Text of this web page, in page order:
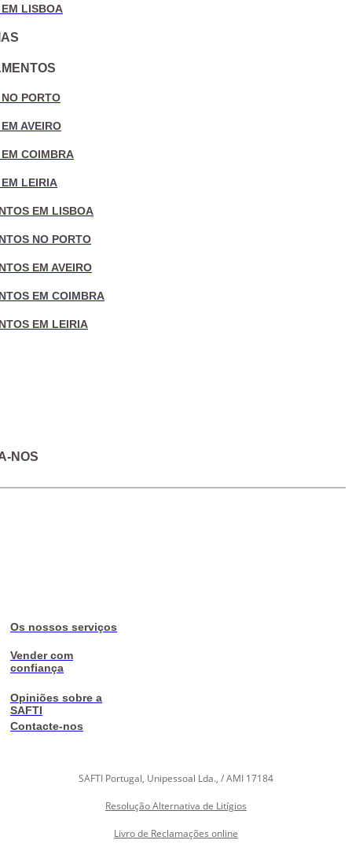
LISBOA
PORTO
AVEIRO
COIMBRA
LEIRIA
EM LISBOA
NO PORTO
EM AVEIRO
EM COIMBRA
EM LEIRIA
NOS
Os nossos serviços
Vender com
confiança
Opiniões sobre a
SAFTI
Contacte-nos
SAFTI Portugal, Unipessoal Lda., / AMI 17184
Resolução Alternativa de Litígios
Livro de Reclamações online